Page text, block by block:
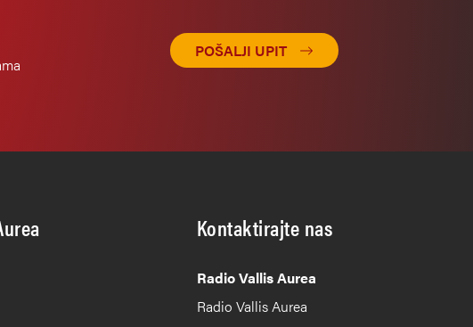
POŠALJI UPIT
Kontaktirajte nas
Radio Vallis Aurea
Radio Vallis Aurea